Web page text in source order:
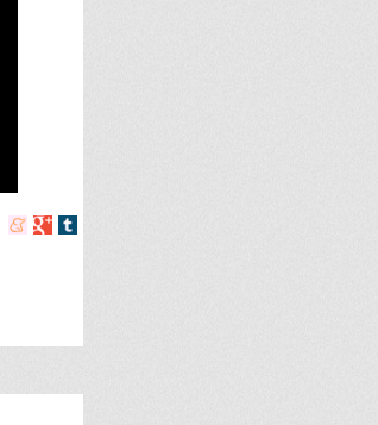
Compartir
Compartir
Compartir